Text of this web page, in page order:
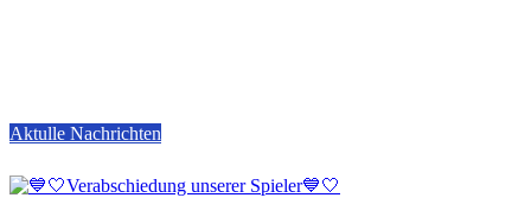
Aktulle Nachrichten